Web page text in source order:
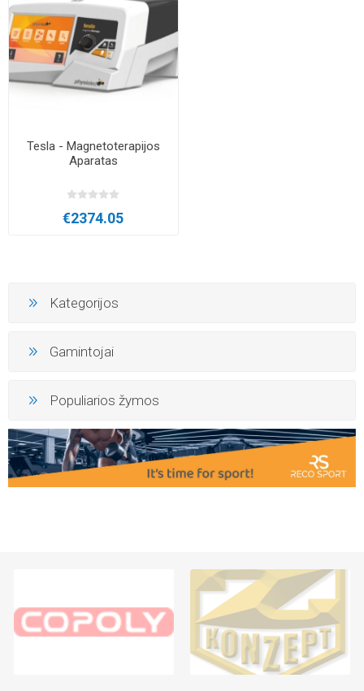
Tesla - Magnetoterapijos
Aparatas
€2374.05
Kategorijos
Gamintojai
Populiarios žymos